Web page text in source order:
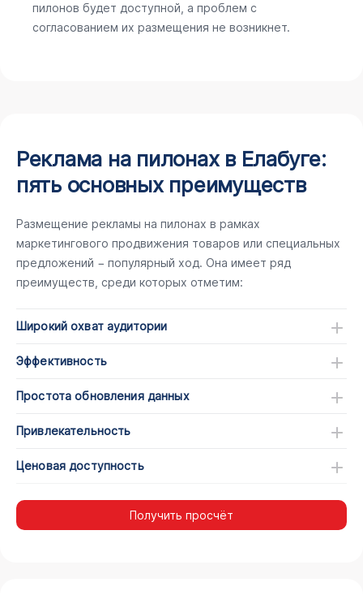
пилонов будет доступной, а проблем с
согласованием их размещения не возникнет.
Реклама на пилонах в Елабуге:
пять основных преимуществ
Размещение рекламы на пилонах в рамках
маркетингового продвижения товаров или специальных
предложений − популярный ход. Она имеет ряд
преимуществ, среди которых отметим:
Широкий охват аудитории
Эффективность
Простота обновления данных
Привлекательность
Ценовая доступность
Получить просчёт